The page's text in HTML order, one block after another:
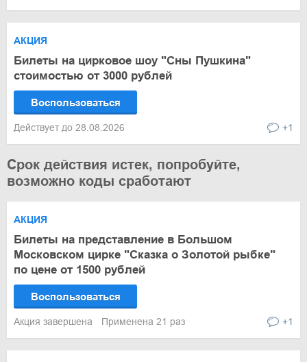
АКЦИЯ
Билеты на цирковое шоу "Сны Пушкина"
стоимостью от 3000 рублей
Воспользоваться
Действует до 28.08.2026 +1
Срок действия истек, попробуйте,
возможно коды сработают
АКЦИЯ
Билеты на представление в Большом
Московском цирке "Сказка о Золотой рыбке"
по цене от 1500 рублей
Воспользоваться
Акция завершена Применена 21 раз +1